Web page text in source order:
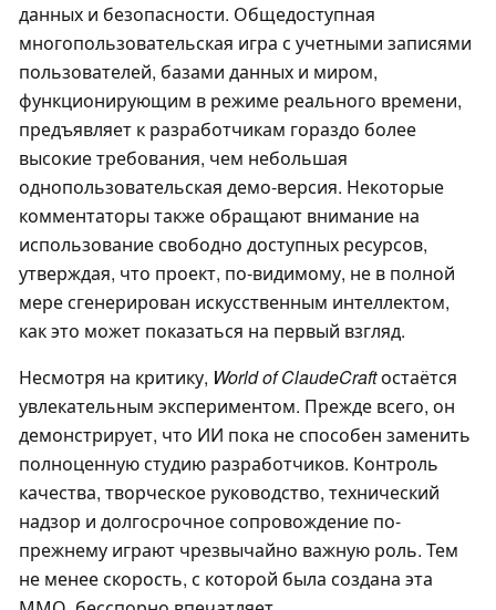
данных и безопасности. Общедоступная
многопользовательская игра с учетными записями
пользователей, базами данных и миром,
функционирующим в режиме реального времени,
предъявляет к разработчикам гораздо более
высокие требования, чем небольшая
однопользовательская демо-версия. Некоторые
комментаторы также обращают внимание на
использование свободно доступных ресурсов,
утверждая, что проект, по-видимому, не в полной
мере сгенерирован искусственным интеллектом,
как это может показаться на первый взгляд.
Несмотря на критику, World of ClaudeCraftостаётся
увлекательным экспериментом. Прежде всего, он
демонстрирует, что ИИ пока не способен заменить
полноценную студию разработчиков. Контроль
качества, творческое руководство, технический
надзор и долгосрочное сопровождение по-
прежнему играют чрезвычайно важную роль. Тем
не менее скорость, с которой была создана эта